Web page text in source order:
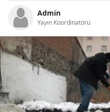
Admin
Yayın Koordinatörü